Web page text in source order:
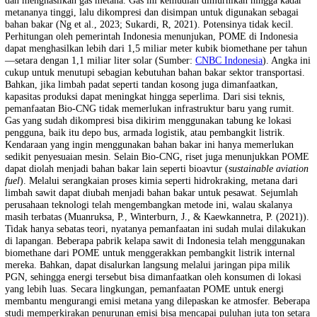
minyak mentah. Proses ini meninggalkan limbah dalam jumlah besar,
satunya limbah cair yang dikenal sebagaiPalm Oil Mill Effluent
POME mengandung senyawa organik yang, jika tidak diolah, bisa
menjadi gas metana. Namun, senyawa inilah yang sebenarnya
potensi besar sebagai sumber energi terbarukan. Di tengah tantangan
energi dan kebutuhan menurunkan emisi, limbah ini sebenarnya
peluang besar. Teknologi saat ini memungkinkan POME diolah
energi terbarukan, salah satunyabiomethaneatau Bio-CNG (
natural gasberbasis hayati). Melalui proses fermentasi tanpa oksigen
dalam biodigester, bakteri akan memecah senyawa organik dalam
dan menghasilkan gas metana. Gas ini kemudian dimurnikan hingga
metananya tinggi, lalu dikompresi dan disimpan untuk digunakan
bahan bakar (Ng et al., 2023; Sukardi, R, 2021). Potensinya tidak
Perhitungan oleh pemerintah Indonesia menunjukan, POME di
dapat menghasilkan lebih dari 1,5 miliar meter kubik biomethane per
—setara dengan 1,1 miliar liter solar (Sumber:CNBC Indonesia).
cukup untuk menutupi sebagian kebutuhan bahan bakar sektor
Bahkan, jika limbah padat seperti tandan kosong juga dimanfaatkan,
kapasitas produksi dapat meningkat hingga seperlima. Dari sisi teknis,
pemanfaatan Bio-CNG tidak memerlukan infrastruktur baru yang
Gas yang sudah dikompresi bisa dikirim menggunakan tabung ke
pengguna, baik itu depo bus, armada logistik, atau pembangkit listrik.
Kendaraan yang ingin menggunakan bahan bakar ini hanya
sedikit penyesuaian mesin. Selain Bio-CNG, riset juga menunjukkan